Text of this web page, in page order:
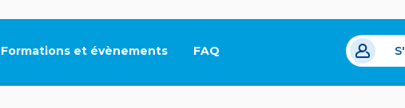
Formations et évènements FAQ
Ce lien s'ouvrira dans un nouvel